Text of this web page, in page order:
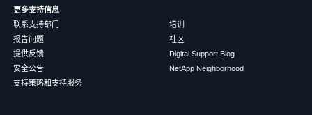
更多支持信息
联系支持部门
报告问题
提供反馈
安全公告
支持策略和支持服务
培训
社区
Digital Support Blog
NetApp Neighborhood